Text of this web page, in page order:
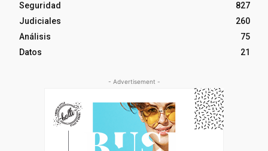
Seguridad
827
Judiciales
260
Análisis
75
Datos
21
- Advertisement -